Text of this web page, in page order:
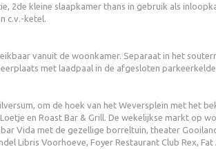
2de kleine slaapkamer thans in gebruik als
c.v.-ketel.
vanuit de woonkamer. Separaat in het
met laadpaal in de afgesloten
om de hoek van het Weversplein met het
en Roast Bar & Grill. De wekelijkse markt op
Vida met de gezellige borreltuin, theater
Libris Voorhoeve, Foyer Restaurant Club Rex, Fat